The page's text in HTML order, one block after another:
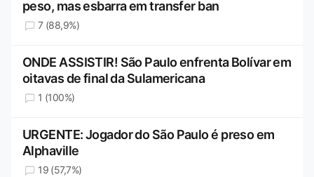
peso, mas esbarra em transfer ban
7 (88,9%)
ONDE ASSISTIR! São Paulo enfrenta Bolívar em
oitavas de final da Sulamericana
1 (100%)
URGENTE: Jogador do São Paulo é preso em
Alphaville
19 (57,7%)